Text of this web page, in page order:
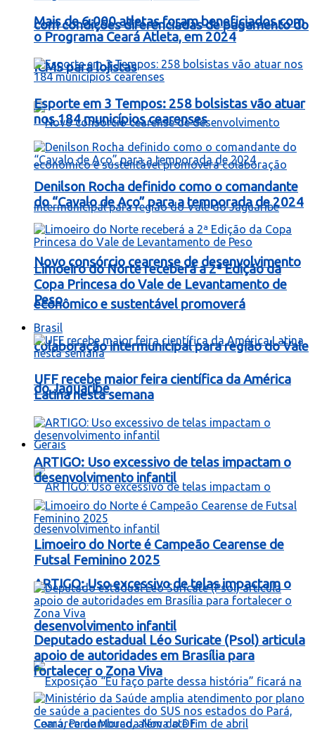
com condições diferenciadas de pagamento do
ICMS para lojistas
Novo consórcio cearense de desenvolvimento
econômico e sustentável promoverá
colaboração intermunicipal para região do Vale
do Jaguaribe
Gerais
ARTIGO: Uso excessivo de telas impactam o
desenvolvimento infantil
Mais de 6.000 atletas foram beneficiados com
o Programa Ceará Atleta, em 2024
Esporte em 3 Tempos: 258 bolsistas vão atuar
nos 184 municípios cearenses
Denilson Rocha definido como o comandante
do “Cavalo de Aço” para a temporada de 2024
Limoeiro do Norte receberá a 2ª Edição da
Copa Princesa do Vale de Levantamento de
Peso
Brasil
UFF recebe maior feira científica da América
Latina nesta semana
ARTIGO: Uso excessivo de telas impactam o
desenvolvimento infantil
Limoeiro do Norte é Campeão Cearense de
Futsal Feminino 2025
Deputado estadual Léo Suricate (Psol) articula
apoio de autoridades em Brasília para
fortalecer o Zona Viva